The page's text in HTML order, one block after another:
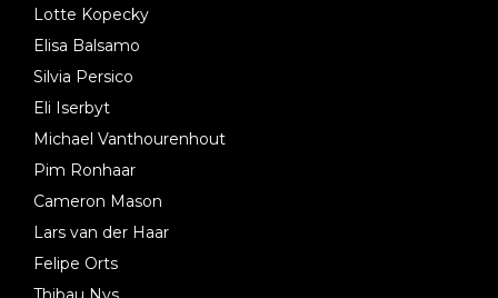
Lotte Kopecky
Elisa Balsamo
Silvia Persico
Eli Iserbyt
Michael Vanthourenhout
Pim Ronhaar
Cameron Mason
Lars van der Haar
Felipe Orts